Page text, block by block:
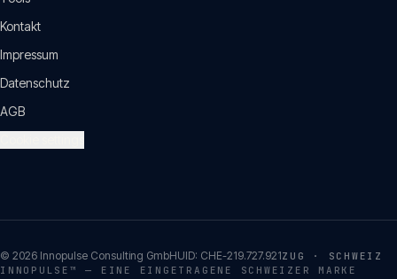
Kontakt
Impressum
Datenschutz
AGB
© 2026 Innopulse Consulting GmbHUID: CHE-219.727.921ZUG · SCHWEIZ
INNOPULSE™ — EINE EINGETRAGENE SCHWEIZER MARKE